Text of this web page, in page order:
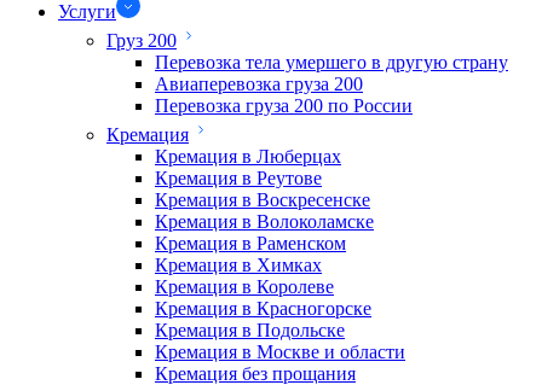
Услуги
Груз 200
Перевозка тела умершего в другую страну
Авиаперевозка груза 200
Перевозка груза 200 по России
Кремация
Кремация в Люберцах
Кремация в Реутове
Кремация в Воскресенске
Кремация в Волоколамске
Кремация в Раменском
Кремация в Химках
Кремация в Королеве
Кремация в Красногорске
Кремация в Подольске
Кремация в Москве и области
Кремация без прощания